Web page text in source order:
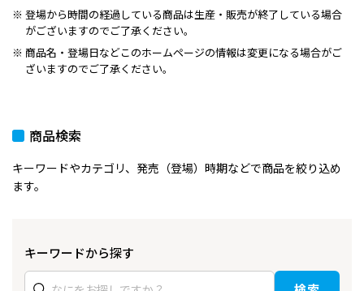
登場から時間の経過している商品は生産・販売が終了している場合
がございますのでご了承ください。
商品名・登場日などこのホームページの情報は変更になる場合がご
ざいますのでご了承ください。
商品検索
キーワードやカテゴリ、発売（登場）時期などで商品を絞り込め
ます。
キーワードから探す